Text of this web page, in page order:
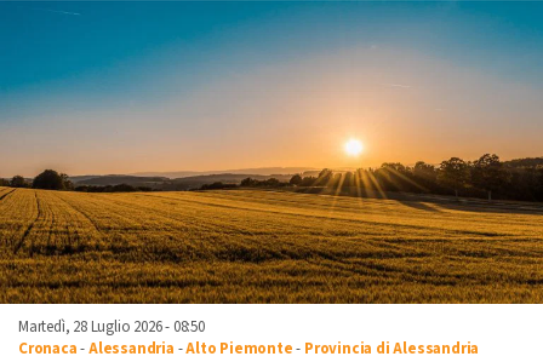
Martedì, 28 Luglio 2026 - 08:50
Cronaca-Alessandria -Alto Piemonte- Provincia di Alessandria